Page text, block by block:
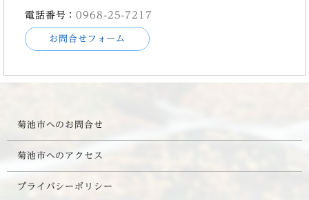
電話番号：0968-25-7217
お問合せフォーム
菊池市へのお問合せ
菊池市へのアクセス
プライバシーポリシー